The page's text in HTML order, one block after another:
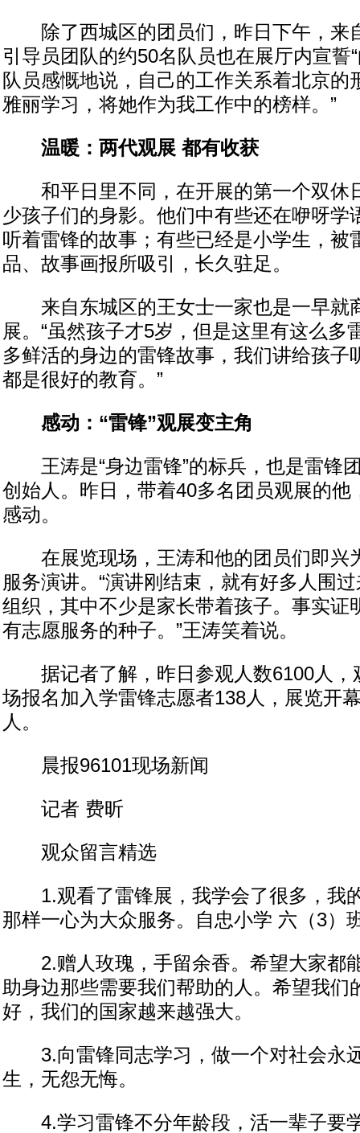
除了西城区的团员们，昨日下午，来
引导员团队的约50名队员也在展厅内宣誓
队员感慨地说，自己的工作关系着北京的
雅丽学习，将她作为我工作中的榜样。”
温暖：两代观展 都有收获
和平日里不同，在开展的第一个双休
少孩子们的身影。他们中有些还在咿呀学
听着雷锋的故事；有些已经是小学生，被
品、故事画报所吸引，长久驻足。
来自东城区的王女士一家也是一早就
展。“虽然孩子才5岁，但是这里有这么多
多鲜活的身边的雷锋故事，我们讲给孩子
都是很好的教育。”
感动：“雷锋”观展变主角
王涛是“身边雷锋”的标兵，也是雷锋团
创始人。昨日，带着40多名团员观展的他
感动。
在展览现场，王涛和他的团员们即兴
服务演讲。“演讲刚结束，就有好多人围
组织，其中不少是家长带着孩子。事实证
有志愿服务的种子。”王涛笑着说。
据记者了解，昨日参观人数6100人，
场报名加入学雷锋志愿者138人，展览开
人。
晨报96101现场新闻
记者 费昕
观众留言精选
1.观看了雷锋展，我学会了很多，我
那样一心为大众服务。自忠小学 六（3）
2.赠人玫瑰，手留余香。希望大家都
助身边那些需要我们帮助的人。希望我们
好，我们的国家越来越强大。
3.向雷锋同志学习，做一个对社会永
生，无怨无悔。
4.学习雷锋不分年龄段，活一辈子要